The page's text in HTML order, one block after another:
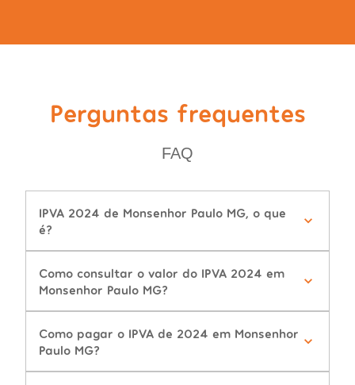
Perguntas frequentes
FAQ
IPVA 2024 de Monsenhor Paulo MG, o que
é?
Como consultar o valor do IPVA 2024 em
Monsenhor Paulo MG?
Como pagar o IPVA de 2024 em Monsenhor
Paulo MG?